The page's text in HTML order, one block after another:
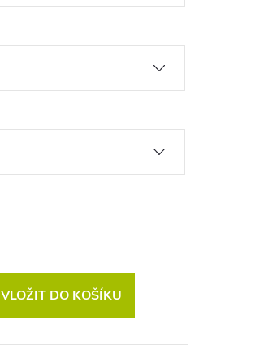
VLOŽIT DO KOŠÍKU